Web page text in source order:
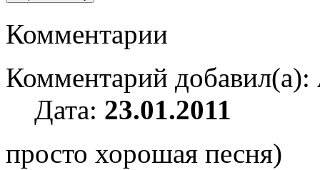
Комментарии
Комментарий добавил(а):
Дата: 23.01.2011
просто хорошая песня)